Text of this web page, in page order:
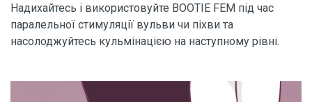
Надихайтесь і використовуйте BOOTIE FEM під час
паралельної стимуляції вульви чи піхви та
насолоджуйтесь кульмінацією на наступному рівні.